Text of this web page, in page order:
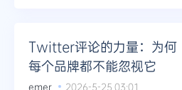
Twitter评论的力量：为何
每个品牌都不能忽视它
emer 2026-5-25 03:01